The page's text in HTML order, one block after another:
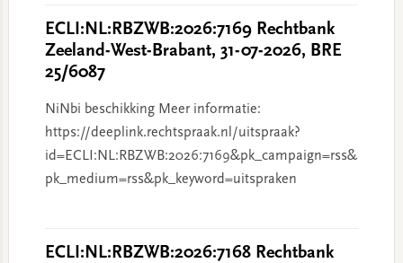
ECLI:NL:RBZWB:2026:7169 Rechtbank
Zeeland-West-Brabant, 31-07-2026, BRE
25/6087
NiNbi beschikking Meer informatie:
https://deeplink.rechtspraak.nl/uitspraak?
id=ECLI:NL:RBZWB:2026:7169&pk_campaign=rss&
pk_medium=rss&pk_keyword=uitspraken
ECLI:NL:RBZWB:2026:7168 Rechtbank